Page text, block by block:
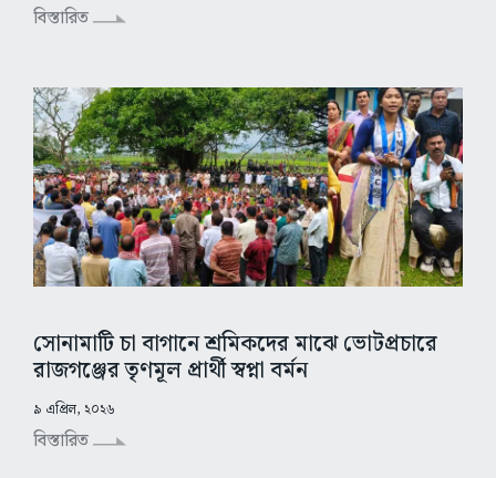
বিস্তারিত
সোনামাটি চা বাগানে শ্রমিকদের মাঝে ভোটপ্রচারে
রাজগঞ্জের তৃণমূল প্রার্থী স্বপ্না বর্মন
৯ এপ্রিল, ২০২৬
বিস্তারিত